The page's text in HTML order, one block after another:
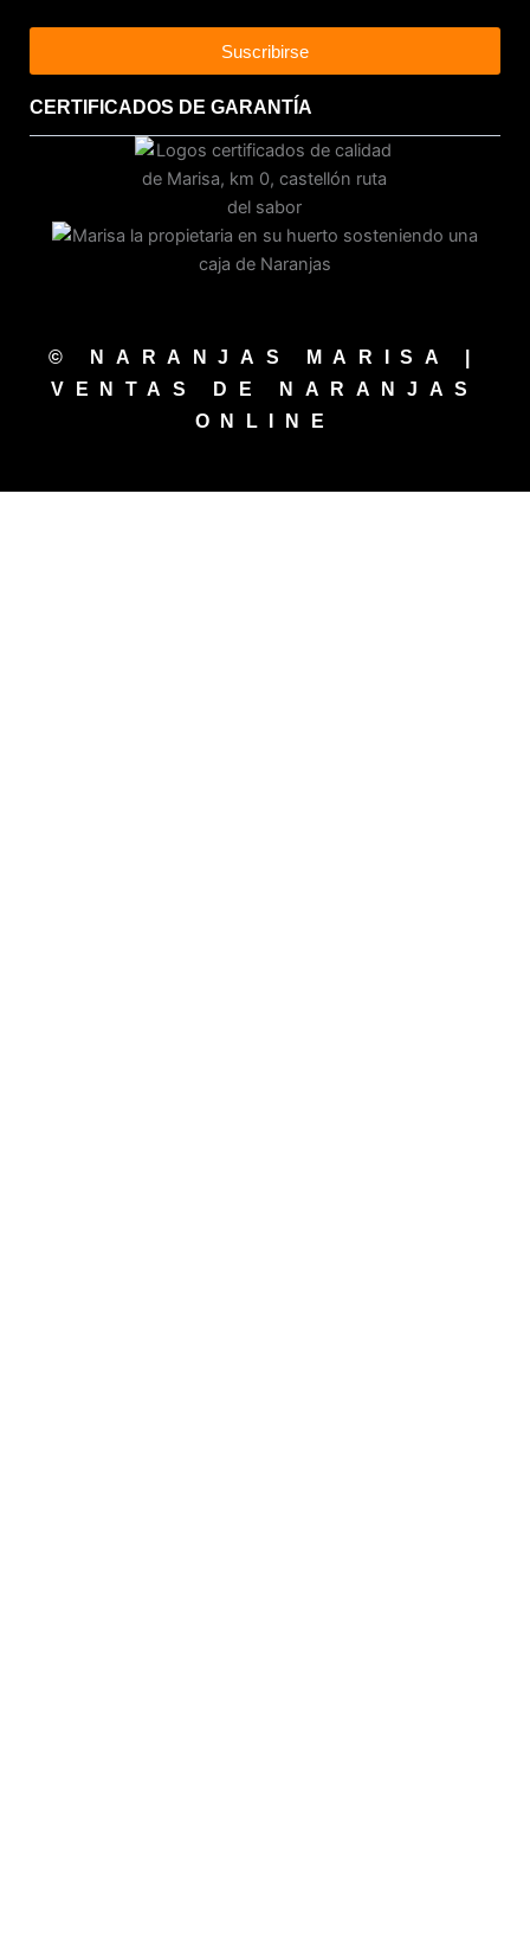
Suscribirse
CERTIFICADOS DE GARANTÍA
© NARANJAS MARISA |
VENTAS DE NARANJAS
ONLINE